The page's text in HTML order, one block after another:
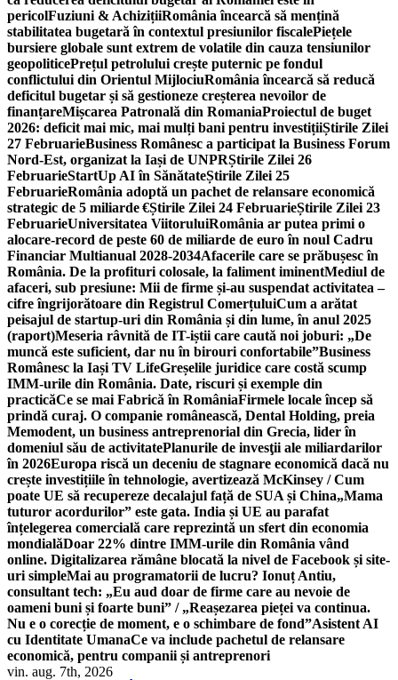
pericolFuziuni & AchizițiiRomânia încearcă să mențină
stabilitatea bugetară în contextul presiunilor fiscalePiețele
bursiere globale sunt extrem de volatile din cauza tensiunilor
geopoliticePrețul petrolului crește puternic pe fondul
conflictului din Orientul MijlociuRomânia încearcă să reducă
deficitul bugetar și să gestioneze creșterea nevoilor de
finanțareMișcarea Patronală din RomaniaProiectul de buget
2026: deficit mai mic, mai mulți bani pentru investițiiȘtirile Zilei
27 FebruarieBusiness Românesc a participat la Business Forum
Nord-Est, organizat la Iași de UNPRȘtirile Zilei 26
FebruarieStartUp AI în SănătateȘtirile Zilei 25
FebruarieRomânia adoptă un pachet de relansare economică
strategic de 5 miliarde €Știrile Zilei 24 FebruarieȘtirile Zilei 23
FebruarieUniversitatea ViitoruluiRomânia ar putea primi o
alocare-record de peste 60 de miliarde de euro în noul Cadru
Financiar Multianual 2028-2034Afacerile care se prăbușesc în
România. De la profituri colosale, la faliment iminentMediul de
afaceri, sub presiune: Mii de firme și-au suspendat activitatea –
cifre îngrijorătoare din Registrul ComerțuluiCum a arătat
peisajul de startup-uri din România și din lume, în anul 2025
(raport)Meseria râvnită de IT-iștii care caută noi joburi: „De
muncă este suficient, dar nu în birouri confortabile”Business
Românesc la Iași TV LifeGreșelile juridice care costă scump
IMM-urile din România. Date, riscuri și exemple din
practicăCe se mai Fabrică în RomâniaFirmele locale încep să
prindă curaj. O companie românească, Dental Holding, preia
Memodent, un business antreprenorial din Grecia, lider în
domeniul său de activitatePlanurile de invesţii ale miliardarilor
în 2026Europa riscă un deceniu de stagnare economică dacă nu
crește investițiile în tehnologie, avertizează McKinsey / Cum
poate UE să recupereze decalajul față de SUA și China„Mama
tuturor acordurilor” este gata. India și UE au parafat
înțelegerea comercială care reprezintă un sfert din economia
mondialăDoar 22% dintre IMM-urile din România vând
online. Digitalizarea rămâne blocată la nivel de Facebook și site-
uri simpleMai au programatorii de lucru? Ionuț Antiu,
consultant tech: „Eu aud doar de firme care au nevoie de
oameni buni și foarte buni” / „Reașezarea pieței va continua.
Nu e o corecție de moment, e o schimbare de fond”Asistent AI
cu Identitate UmanaCe va include pachetul de relansare
economică, pentru companii și antreprenori
vin. aug. 7th, 2026